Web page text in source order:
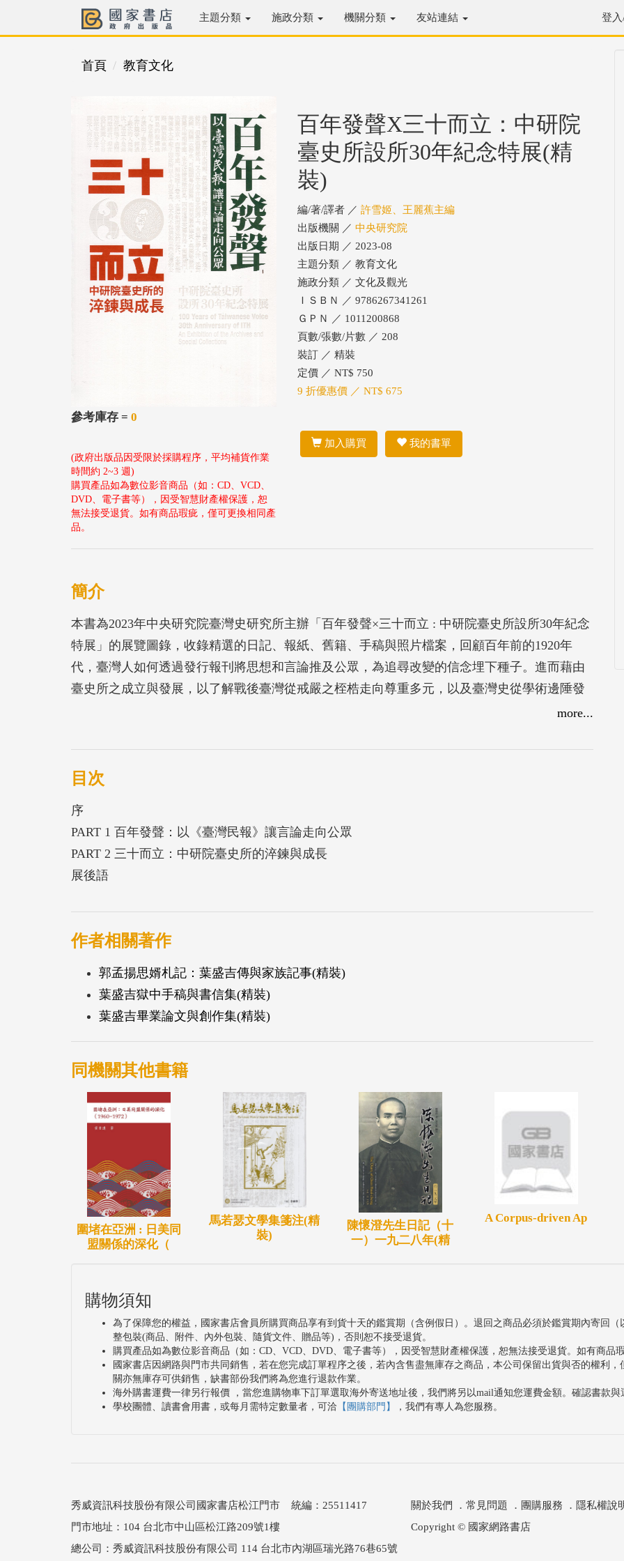
主題分類 施政分類 機關分類 友站連結 登
首頁 教育文化
參考庫存 = 0
(政府出版品因受限於採購程序，平均補貨作業
時間約 2~3 週)
購買產品如為數位影音商品（如：CD、VCD、
DVD、電子書等），因受智慧財產權保護，恕
無法接受退貨。如有商品瑕疵，僅可更換相同產
品。
百年發聲X三十而立：中研院
臺史所設所30年紀念特展(精
裝)
編/著/譯者 ／ 許雪姬、王麗蕉主編
出版機關 ／ 中央研究院
出版日期 ／ 2023-08
主題分類 ／ 教育文化
施政分類 ／ 文化及觀光
ＩＳＢＮ ／ 9786267341261
ＧＰＮ ／ 1011200868
頁數/張數/片數 ／ 208
裝訂 ／ 精裝
定價 ／ NT$ 750
9 折優惠價 ／ NT$ 675
加入購買 我的書單
簡介
本書為2023年中央研究院臺灣史研究所主辦「百年發聲×三十而立 : 中研院臺史所設所30年紀念
特展」的展覽圖錄，收錄精選的日記、報紙、舊籍、手稿與照片檔案，回顧百年前的1920年
代，臺灣人如何透過發行報刊將思想和言論推及公眾，為追尋改變的信念埋下種子。進而藉由
臺史所之成立與發展，以了解戰後臺灣從戒嚴之桎梏走向尊重多元，以及臺灣史從學術邊陲發
展為嶄新史學領域之歷程。臺灣社會之民主精神，在臺史所成立過程中體現無遺；而臺史所積
more...
目次
序
PART 1 百年發聲：以《臺灣民報》讓言論走向公眾
PART 2 三十而立：中研院臺史所的淬鍊與成長
展後語
作者相關著作
郭孟揚思婿札記：葉盛吉傳與家族記事(精裝)
葉盛吉獄中手稿與書信集(精裝)
葉盛吉畢業論文與創作集(精裝)
同機關其他書籍
圍堵在亞洲 : 日美同
盟關係的深化（
馬若瑟文學集箋注(精
裝)
陳懷澄先生日記（十
一）一九二八年(精
A Corpus-driven Ap
購物須知
為了保障您的權益，國家書店會員所購買商品享有到貨十天的鑑賞期（含例假日）。退回之商品必須於鑑賞期內寄回
整包裝(商品、附件、內外包裝、隨貨文件、贈品等)，否則恕不接受退貨。
購買產品如為數位影音商品（如：CD、VCD、DVD、電子書等），因受智慧財產權保護，恕無法接受退貨。如有商品
國家書店因網路與門市共同銷售，若在您完成訂單程序之後，若內含售盡無庫存之商品，本公司保留出貨與否的權利
關亦無庫存可供銷售，缺書部份我們將為您進行退款作業。
海外購書運費一律另行報價 ，當您進購物車下訂單選取海外寄送地址後，我們將另以mail通知您運費金額。確認書款
學校團體、讀書會用書，或每月需特定數量者，可洽 【團購部門】 ，我們有專人為您服務。
秀威資訊科技股份有限公司國家書店松江門市 統編：25511417
門市地址：104 台北市中山區松江路209號1樓
關於我們 ． 常見問題 ． 團購服務 ． 隱私權說
Copyright © 國家網路書店
總公司：秀威資訊科技股份有限公司 114 台北市內湖區瑞光路76巷65號